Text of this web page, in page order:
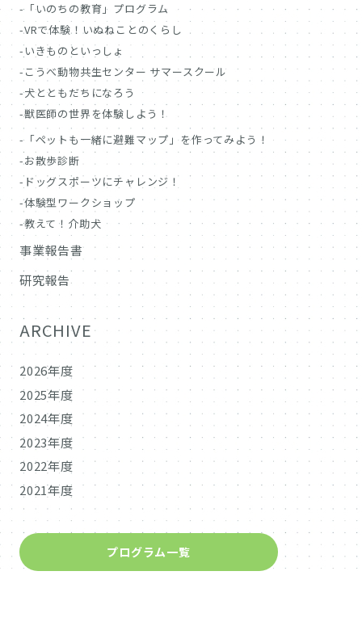
「いのちの教育」プログラム
VRで体験！いぬねことのくらし
いきものといっしょ
こうべ動物共生センター サマースクール
犬とともだちになろう
獣医師の世界を体験しよう！
「ペットも一緒に避難マップ」を作ってみよう！
お散歩診断
ドッグスポーツにチャレンジ！
体験型ワークショップ
教えて！介助犬
事業報告書
研究報告
ARCHIVE
2026年度
2025年度
2024年度
2023年度
2022年度
2021年度
プログラム一覧